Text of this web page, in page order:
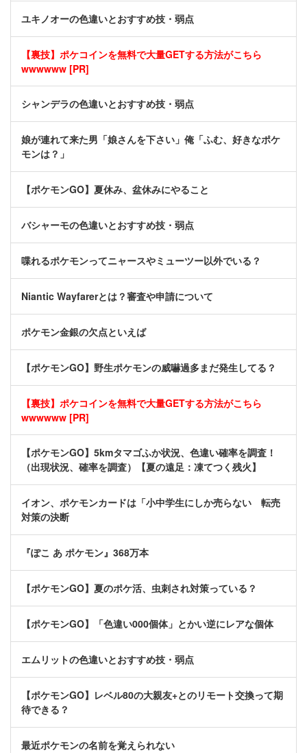
ユキノオーの色違いとおすすめ技・弱点
【裏技】ポケコインを無料で大量GETする方法がこちら
wwwwww [PR]
シャンデラの色違いとおすすめ技・弱点
娘が連れて来た男「娘さんを下さい」俺「ふむ、好きなポケ
モンは？」
【ポケモンGO】夏休み、盆休みにやること
バシャーモの色違いとおすすめ技・弱点
喋れるポケモンってニャースやミューツー以外でいる？
Niantic Wayfarerとは？審査や申請について
ポケモン金銀の欠点といえば
【ポケモンGO】野生ポケモンの威嚇過多まだ発生してる？
【裏技】ポケコインを無料で大量GETする方法がこちら
wwwwww [PR]
【ポケモンGO】5kmタマゴふか状況、色違い確率を調査！
（出現状況、確率を調査）【夏の遠足：凍てつく残火】
イオン、ポケモンカードは「小中学生にしか売らない 転売
対策の決断
『ぽこ あ ポケモン』368万本
【ポケモンGO】夏のポケ活、虫刺され対策っている？
【ポケモンGO】「色違い000個体」とかい逆にレアな個体
エムリットの色違いとおすすめ技・弱点
【ポケモンGO】レベル80の大親友+とのリモート交換って期
待できる？
最近ポケモンの名前を覚えられない